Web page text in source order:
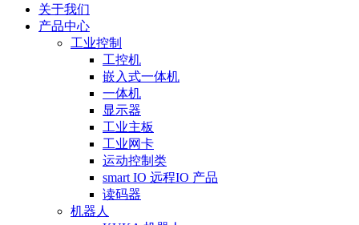
关于我们
产品中心
工业控制
工控机
嵌入式一体机
一体机
显示器
工业主板
工业网卡
运动控制类
smart IO 远程IO 产品
读码器
机器人